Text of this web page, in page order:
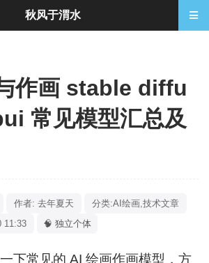
作画 stable diffu
常见模型汇总及
作者: 去年夏天 分类:AI绘画,技术文章
11:33
🧠 独立个体
下常见的 AI 绘画作画模型，方
秋风于渭水